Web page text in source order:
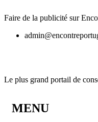
Faire de la publicité sur
Le plus grand portail de
MENU